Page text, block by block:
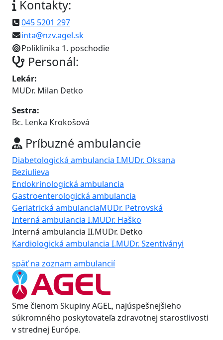
Kontakty:
045 5201 297
inta@nzv.agel.sk
Poliklinika 1. poschodie
Personál:
Lekár:
MUDr. Milan Detko
Sestra:
Bc. Lenka Krokošová
Príbuzné ambulancie
Diabetologická ambulancia I.MUDr. Oksana
Beziulieva
Endokrinologická ambulancia
Gastroenterologická ambulancia
Geriatrická ambulanciaMUDr. Petrovská
Interná ambulancia I.MUDr. Haško
Interná ambulancia II.MUDr. Detko
Kardiologická ambulancia I.MUDr. Szentiványi
späť na zoznam ambulancií
Sme členom Skupiny AGEL, najúspešnejšieho
súkromného poskytovateľa zdravotnej starostlivosti
v strednej Európe.